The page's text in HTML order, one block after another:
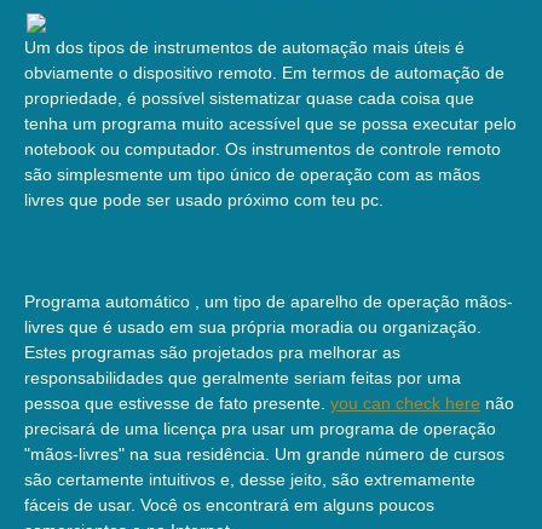
Um dos tipos de instrumentos de automação mais úteis é
obviamente o dispositivo remoto. Em termos de automação de
propriedade, é possível sistematizar quase cada coisa que
tenha um programa muito acessível que se possa executar pelo
notebook ou computador. Os instrumentos de controle remoto
são simplesmente um tipo único de operação com as mãos
livres que pode ser usado próximo com teu pc.
Programa automático , um tipo de aparelho de operação mãos-
livres que é usado em sua própria moradia ou organização.
Estes programas são projetados pra melhorar as
responsabilidades que geralmente seriam feitas por uma
pessoa que estivesse de fato presente. you can check here não
precisará de uma licença pra usar um programa de operação
"mãos-livres" na sua residência. Um grande número de cursos
são certamente intuitivos e, desse jeito, são extremamente
fáceis de usar. Você os encontrará em alguns poucos